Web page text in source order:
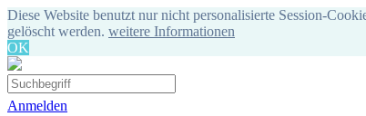
Diese Website benutzt nur nicht personalisierte Session-
gelöscht werden. weitere Informationen
OK
Anmelden